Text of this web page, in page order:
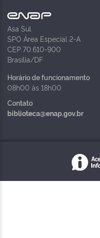
Asa Sul
SPO Área Especial 2-A
CEP 70.610-900
Brasília/DF
Horário de funcionamento
08h00 às 18h00
Contato
biblioteca@enap.gov.br